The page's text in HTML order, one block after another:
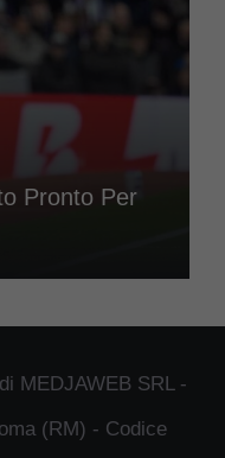
Pronto Per
MEDJAWEB SRL -
(RM) - Codice